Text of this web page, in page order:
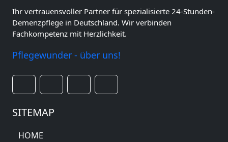
Ihr vertrauensvoller Partner für spezialisierte 24-Stunden-
Demenzpflege in Deutschland. Wir verbinden
Fachkompetenz mit Herzlichkeit.
Pflegewunder - über uns!
SITEMAP
HOME